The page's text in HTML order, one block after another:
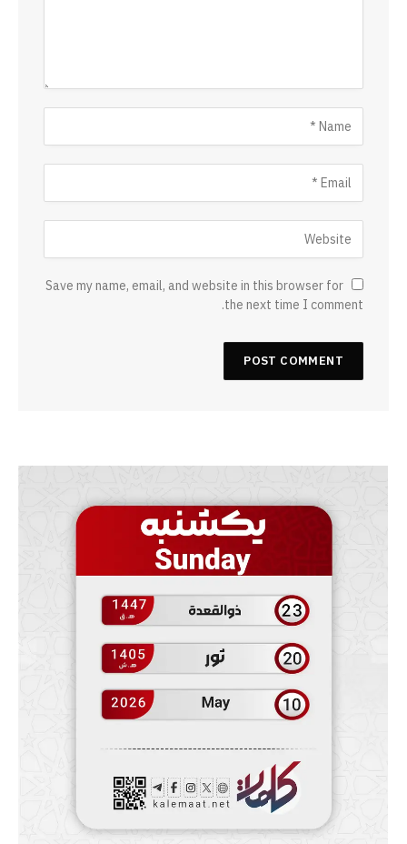
Save my name, email, and website in this browser for
the next time I comment.